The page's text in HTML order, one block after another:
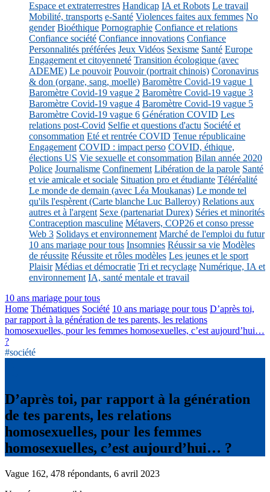
Espace et extraterrestres Handicap IA et Robots Le travail
Mobilité, transports e-Santé Violences faites aux femmes No
gender Bioéthique Pornographie Confiance et relations
Confiance société Confiance innovations Confiance
Personnalités préférées Jeux Vidéos Sexisme Santé Europe
Engagement et citoyenneté Transition écologique (avec
ADEME) Le pouvoir Pouvoir (portrait chinois) Coronavirus
& don (organe, sang, moelle) Baromètre Covid-19 vague 1
Baromètre Covid-19 vague 2 Baromètre Covid-19 vague 3
Baromètre Covid-19 vague 4 Baromètre Covid-19 vague 5
Baromètre Covid-19 vague 6 Génération COVID Les
relations post-Covid Selfie et questions d'actu Société et
consommation Eté et rentrée COVID Tenue républicaine
Engagement COVID : impact perso COVID, éthique,
élections US Vie sexuelle et consommation Bilan année 2020
Police Journalisme Confinement Libération de la parole Santé
et vie amicale et sociale Situation pro et étudiante Téléréalité
Le monde de demain (avec Léa Moukanas) Le monde tel
qu'ils l'espèrent (Carte blanche Luc Balleroy) Relations aux
autres et à l'argent Sexe (partenariat Durex) Séries et minorités
Contraception masculine Métavers, COP26 et conso presse
Web 3 Solidays et environnement Marché de l'emploi du futur
10 ans mariage pour tous Insomnies Réussir sa vie Modèles
de réussite Réussite et rôles modèles Les jeunes et le sport
Plaisir Médias et démocratie Tri et recyclage Numérique, IA et
environnement IA, santé mentale et travail
10 ans mariage pour tous
Home Thématiques Société 10 ans mariage pour tous D’après toi,
par rapport à la génération de tes parents, les relations
homosexuelles, pour les femmes homosexuelles, c’est aujourd’hui…
?
#société
D’après toi, par rapport à la génération
de tes parents, les relations
homosexuelles, pour les femmes
homosexuelles, c’est aujourd’hui… ?
Vague 162, 478 répondants, 6 avril 2023